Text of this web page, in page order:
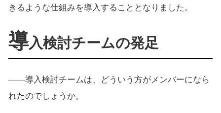
きるような仕組みを導入することとなりました。
導入検討チームの発足
――導入検討チームは、どういう方がメンバーになら
れたのでしょうか。